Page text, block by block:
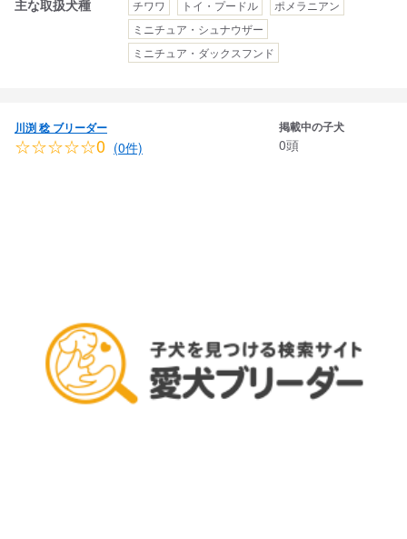
主な取扱犬種 チワワ トイ・プードル
ポメラニアン
ミニチュア・シュナウザー
ミニチュア・ダックスフンド
川渕 稔 ブリーダー
☆☆☆☆☆0 (0件)
掲載中の子犬
0頭